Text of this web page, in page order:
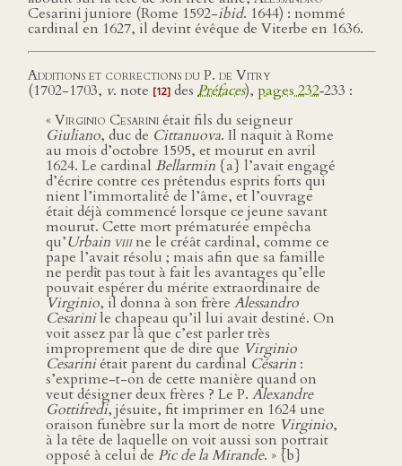
Cesarini juniore (Rome 1592-ibid. 1644) : nommé
cardinal en 1627, il devint évêque de Viterbe en 1636.
Additions et corrections du P. de Vitry
(1702-1703, v. note [12] des Préfaces), pages 232‑233 :
« Virginio Cesariniétait fils du seigneur
Giuliano, duc de Cittanuova. Il naquit à Rome
au mois d’octobre 1595, et mourut en avril
1624. Le cardinal Bellarmin {a} l’avait engagé
d’écrire contre ces prétendus esprits forts qui
nient l’immortalité de l’âme, et l’ouvrage
était déjà commencé lorsque ce jeune savant
mourut. Cette mort prématurée empêcha
qu’Urbain viiine le créât cardinal, comme ce
pape l’avait résolu ; mais afin que sa famille
ne perdît pas tout à fait les avantages qu’elle
pouvait espérer du mérite extraordinaire de
Virginio, il donna à son frère Alessandro
Cesarinile chapeau qu’il lui avait destiné. On
voit assez par là que c’est parler très
improprement que de dire que Virginio
Cesariniétait parent du cardinal Césarin :
s’exprime-t-on de cette manière quand on
veut désigner deux frères ? Le P. Alexandre
Gottifredi, jésuite, fit imprimer en 1624 une
oraison funèbre sur la mort de notre Virginio,
à la tête de laquelle on voit aussi son portrait
opposé à celui de Pic de la Mirande. » {b}